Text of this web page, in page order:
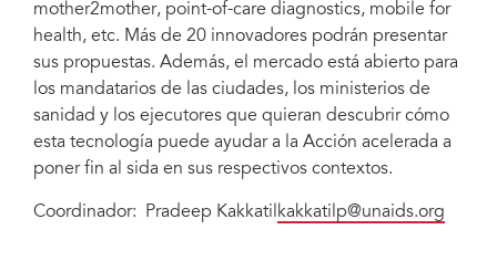
mother2mother, point-of-care diagnostics, mobile for
health, etc. Más de 20 innovadores podrán presentar
sus propuestas. Además, el mercado está abierto para
los mandatarios de las ciudades, los ministerios de
sanidad y los ejecutores que quieran descubrir cómo
esta tecnología puede ayudar a la Acción acelerada a
poner fin al sida en sus respectivos contextos.
Coordinador: Pradeep Kakkatil kakkatilp@unaids.org